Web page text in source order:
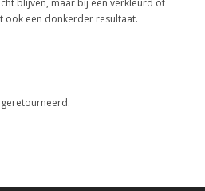
blijven, maar bij een verkleurd of
ook een donkerder resultaat.